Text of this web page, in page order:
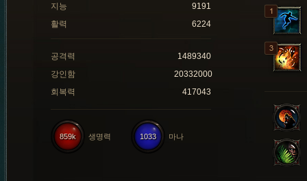
지능
9191
활력
6224
공격력
1489340
강인함
20332000
회복력
417043
1033 마나
859k 생명력